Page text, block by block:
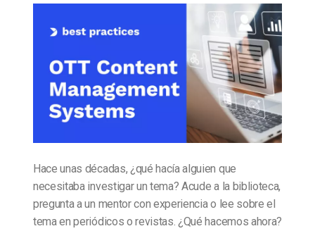
Hace unas décadas, ¿qué hacía alguien que
necesitaba investigar un tema? Acude a la biblioteca,
pregunta a un mentor con experiencia o lee sobre el
tema en periódicos o revistas. ¿Qué hacemos ahora?